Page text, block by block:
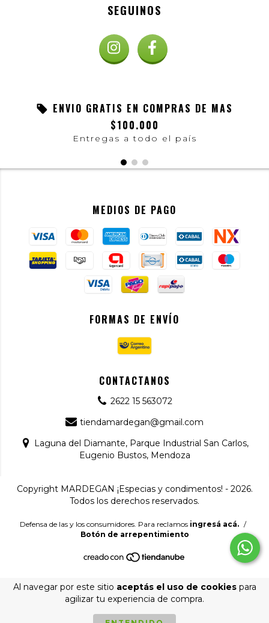
Al navegar por este sitio aceptás el uso de cookiespara
agilizar tu experiencia de compra.
SEGUINOS
ENVIO GRATIS EN COMPRAS DE MAS
$100.000
Entregas a todo el país
MEDIOS DE PAGO
FORMAS DE ENVÍO
CONTACTANOS
2622 15 563072
tiendamardegan@gmail.com
Laguna del Diamante, Parque Industrial San Carlos,
Eugenio Bustos, Mendoza
Copyright MARDEGAN ¡Especias y condimentos! - 2026.
Todos los derechos reservados.
Defensa de las y los consumidores. Para reclamos ingresá acá. /
Botón de arrepentimiento